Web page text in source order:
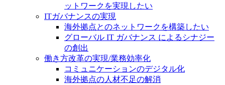
ットワークを実現したい
ITガバナンスの実現
海外拠点とのネットワークを構築したい
グローバル IT ガバナンス によるシナジー
の創出
働き方改革の実現/業務効率化
コミュニケーションのデジタル化
海外拠点の人材不足の解消